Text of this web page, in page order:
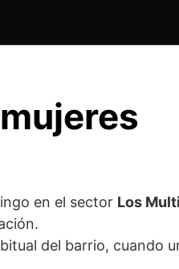
en el sector Los
del barrio, cuando